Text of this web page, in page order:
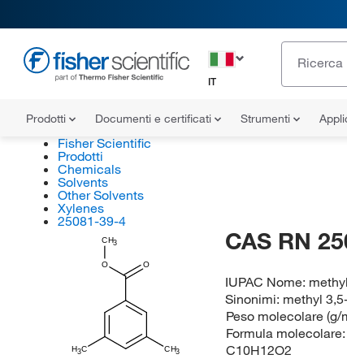
IT
Prodotti Documenti e certificati Strumenti
Fisher Scientific
Prodotti
Chemicals
Solvents
Other Solvents
Xylenes
25081-39-4
CH3
O O
CH3
H3C
CAS RN
IUPAC Nome:
Sinonimi: methyl
Peso molecolare (g/
Formula molecolare:
C10H12O2